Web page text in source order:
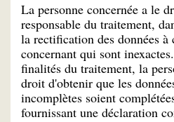
La personne concernée a le
responsable du traitement,
la rectification des données à
concernant qui sont
finalités du traitement, la
droit d'obtenir que les
incomplètes soient
fournissant une déclaration